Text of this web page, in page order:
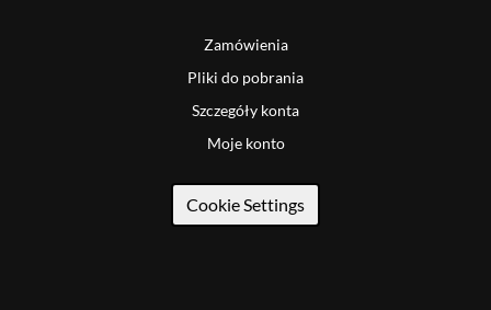
Zamówienia
Pliki do pobrania
Szczegóły konta
Moje konto
Cookie Settings